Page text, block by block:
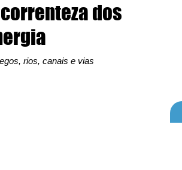
dos
rios, canais e vias